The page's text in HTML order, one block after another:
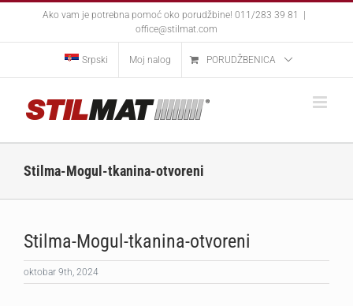
Ako vam je potrebna pomoć oko porudžbine! 011/283 39 81
office@stilmat.com
Srpski Moj nalog PORUDŽBENICA
Stilma-Mogul-tkanina-otvoreni
Stilma-Mogul-tkanina-otvoreni
oktobar 9th, 2024